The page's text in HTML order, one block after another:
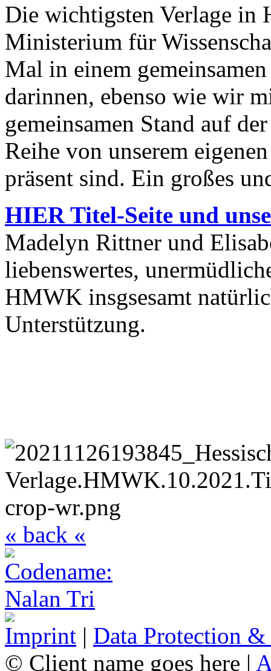
Die wichtigsten Verlage in
Ministerium für
Mal in einem
darinnen, ebenso wie wir
gemeinsamen Stand auf
Reihe von unserem
präsent sind. Ein großes
HIER Titel-Seite und
Madelyn Rittner und
liebenswertes,
HMWK insgsesamt
Unterstützung.
« back «
Imprint | Data Protection
© Client name goes here |